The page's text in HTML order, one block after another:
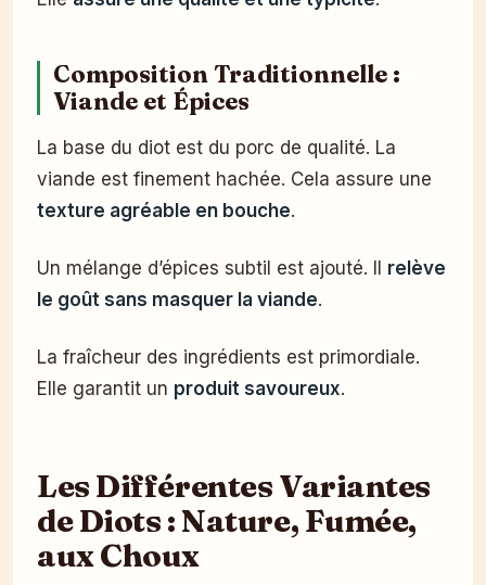
Composition Traditionnelle :
Viande et Épices
La base du diot est du porc de qualité. La
viande est finement hachée. Cela assure une
texture agréable en bouche.
Un mélange d’épices subtil est ajouté. Il relève
le goût sans masquer la viande.
La fraîcheur des ingrédients est primordiale.
Elle garantit un produit savoureux.
Les Différentes Variantes
de Diots : Nature, Fumée,
aux Choux